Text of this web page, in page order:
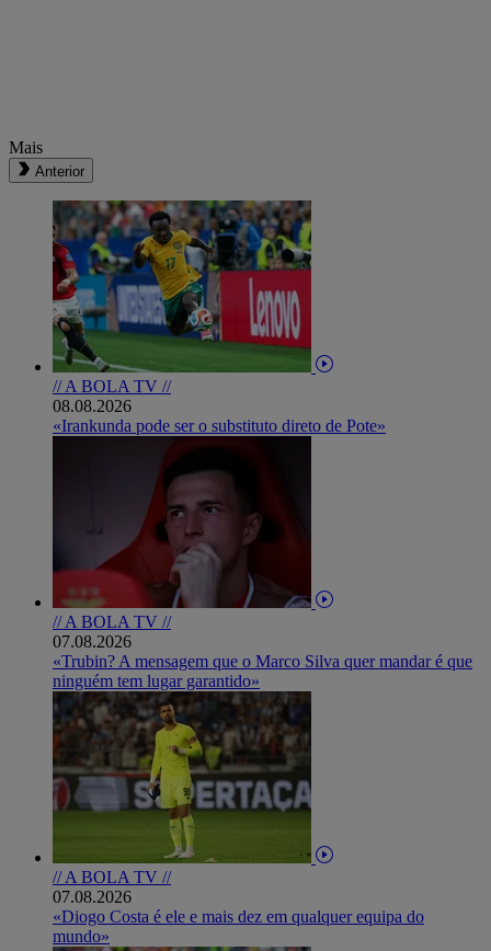
Mais
Anterior
// A BOLA TV //
08.08.2026
«Irankunda pode ser o substituto direto de Pote»
// A BOLA TV //
07.08.2026
«Trubin? A mensagem que o Marco Silva quer mandar é que
ninguém tem lugar garantido»
// A BOLA TV //
07.08.2026
«Diogo Costa é ele e mais dez em qualquer equipa do
mundo»